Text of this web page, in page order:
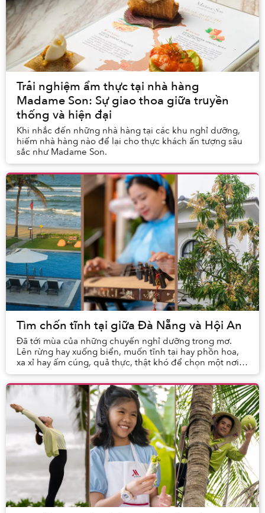
Trải nghiệm ẩm thực tại nhà hàng
Madame Son: Sự giao thoa giữa truyền
thống và hiện đại
Khi nhắc đến những nhà hàng tại các khu nghỉ dưỡng,
hiếm nhà hàng nào để lại cho thực khách ấn tượng sâu
sắc như Madame Son.
Tìm chốn tĩnh tại giữa Đà Nẵng và Hội An
Đã tới mùa của những chuyến nghỉ dưỡng trong mơ.
Lên rừng hay xuống biển, muốn tĩnh tại hay phồn hoa,
xa xỉ hay ấm cúng, quả thực, thật khó để chọn một nơi
hội tụ đủ mọi điều mình muốn. Và rồi, bạn th...